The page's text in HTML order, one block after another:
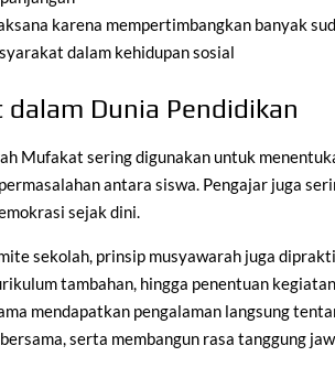
karena mempertimbangkan banyak
dalam kehidupan sosial
Dunia Pendidikan
Mufakat sering digunakan untuk
antara siswa. Pengajar juga
sejak dini.
sekolah, prinsip musyawarah juga
tambahan, hingga penentuan
mendapatkan pengalaman langsung
serta membangun rasa tanggung